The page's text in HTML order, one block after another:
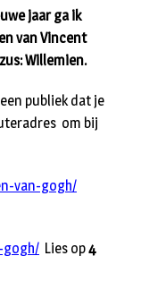
jaar ga ik
van Vincent
Willemien.
publiek dat je
om bij
van-gogh/
gogh/ Lies op4